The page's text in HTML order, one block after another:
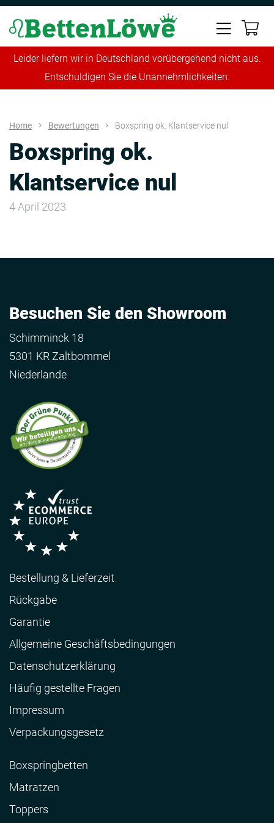
Leider liefern wir in Deutschland vorübergehend nicht aus.
Entschuldigen Sie die Unannehmlichkeiten.
Home Bewertungen Boxspring ok. Klantservice nul
Boxspring ok.
Klantservice nul
4 April 2023
Besuchen Sie den Showroom
Schimminck 18
5301 KR Zaltbommel
Niederlande
Bestellung & Lieferzeit
Rückgabe
Garantie
Allgemeine Geschäftsbedingungen
Datenschutzerklärung
Häufig gestellte Fragen
Impressum
Verpackungsgesetz
Boxspringbetten
Matratzen
Toppers